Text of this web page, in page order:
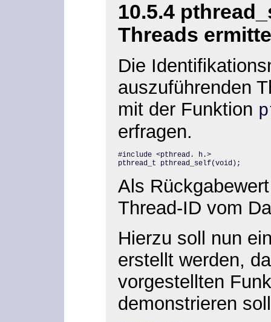
10.5.4
Threads
Die
auszuführenden
mit der Funktion
erfragen.
#include <pthread. h.>
pthread_t pthread_self(void);
Als
Thread-ID vom
Hierzu soll nun
erstellt werden,
vorgestellten
demonstrieren